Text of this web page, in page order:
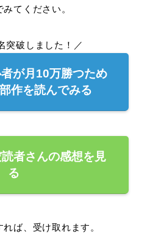
てください。
突破しました！／
者が月10万勝つため
作を読んでみる
者さんの感想を見
る
ば、受け取れます。